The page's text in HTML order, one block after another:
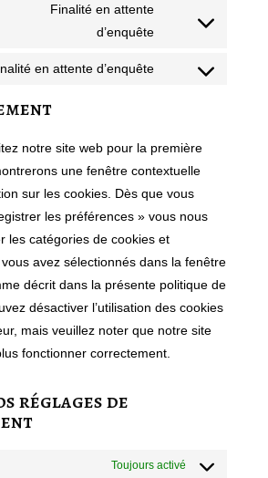
service
Finalité en attente
d’enquête
Consent
service
en attente d’enquête
Consent
divers
notre site web pour la première
une fenêtre contextuelle
sur les cookies. Dès que vous
les préférences » vous nous
les catégories de cookies et
vous avez sélectionnés dans la fenêtre
décrit dans la présente politique de
désactiver l’utilisation des cookies
mais veuillez noter que notre site
fonctionner correctement.
réglages de
Toujours activé